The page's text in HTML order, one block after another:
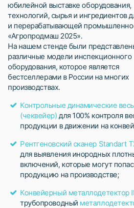
юбилейной выставке оборудования,
технологий, сырья и ингредиентов
и перерабатывающей
«Агропродмаш 2025».
На нашем стенде были
различные модели инспекционного
оборудования, которое является
бестселлерами в России на многих
производствах.
Контрольные динамические
(чеквейер) для 100% контроля
продукции в движении на
Рентгеновский сканер Standart
для выявления инородных
включений, которые могут
продукцию на производстве;
Конвейерный металлодетектор
трубопроводный